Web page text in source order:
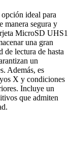
ideal para
manera segura y
MicroSD UHS1
una gran
de lectura de hasta
un
Además, es
X y condiciones
Incluye un
que admiten